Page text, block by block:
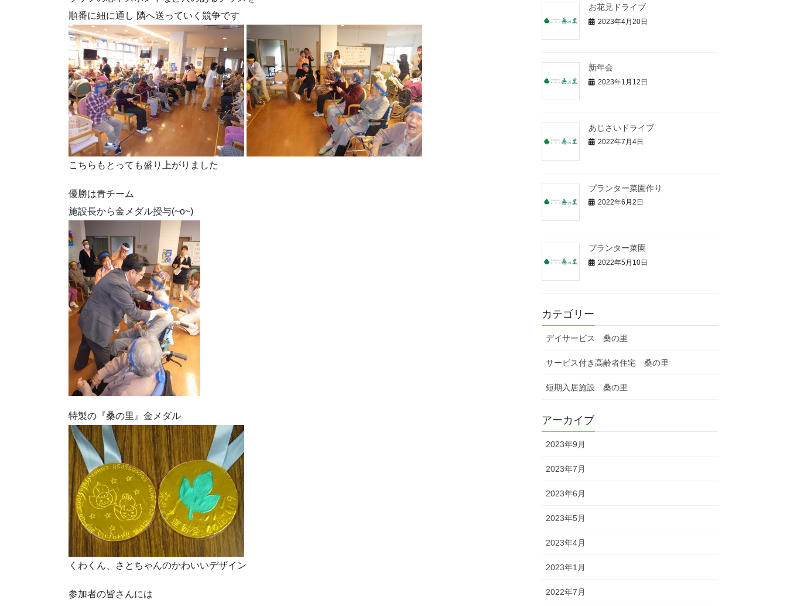
順番に紐に通し 隣へ送っていく競争です
こちらもとっても盛り上がりました
優勝は青チーム
施設長から金メダル授与(~o~)
特製の『桑の里』金メダル
くわくん、さとちゃんのかわいいデザイン
参加者の皆さんには
お花見ドライブ
2023年4月20日
新年会
2023年1月12日
あじさいドライブ
2022年7月4日
プランター菜園作り
2022年6月2日
プランター菜園
2022年5月10日
カテゴリー
デイサービス 桑の里
サービス付き高齢者住宅 桑の里
短期入居施設 桑の里
アーカイブ
2023年9月
2023年7月
2023年6月
2023年5月
2023年4月
2023年1月
2022年7月